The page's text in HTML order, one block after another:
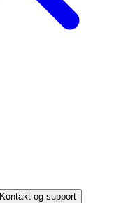
Kontakt og support